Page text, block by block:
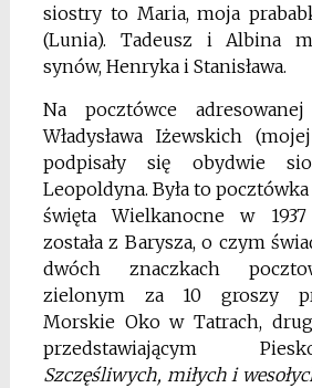
siostry to Maria, moja
(Lunia). Tadeusz i Albina
synów, Henryka i Stanisława.
Na pocztówce
Władysława Iżewskich
podpisały się obydwie
Leopoldyna. Była to
święta Wielkanocne w
została z Barysza, o czym
dwóch znaczkach
zielonym za 10 groszy
Morskie Oko w Tatrach,
przedstawiającym
Szczęśliwych, miłych i